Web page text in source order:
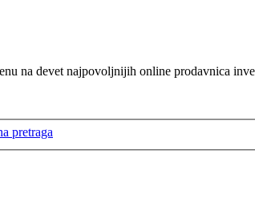
na devet najpovoljnijih online prodavnica
pretraga